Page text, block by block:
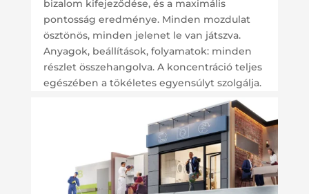
bizalom kifejeződése, és a maximális
pontosság eredménye. Minden mozdulat
ösztönös, minden jelenet le van játszva.
Anyagok, beállítások, folyamatok: minden
részlet összehangolva. A koncentráció teljes
egészében a tökéletes egyensúlyt szolgálja.